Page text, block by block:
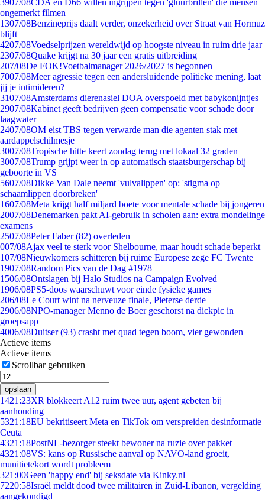
3907/08CDA en D66 willen ingrijpen tegen 'gluurbrillen' die mensen
ongemerkt filmen
1307/08Benzineprijs daalt verder, onzekerheid over Straat van Hormuz
blijft
4207/08Voedselprijzen wereldwijd op hoogste niveau in ruim drie jaar
2307/08Quake krijgt na 30 jaar een gratis uitbreiding
207/08De FOK!Voetbalmanager 2026/2027 is begonnen
7007/08Meer agressie tegen een andersluidende politieke mening, laat
jij je intimideren?
3107/08Amsterdams dierenasiel DOA overspoeld met babykonijntjes
2907/08Kabinet geeft bedrijven geen compensatie voor schade door
laagwater
2407/08OM eist TBS tegen verwarde man die agenten stak met
aardappelschilmesje
3007/08Tropische hitte keert zondag terug met lokaal 32 graden
3007/08Trump grijpt weer in op automatisch staatsburgerschap bij
geboorte in VS
5607/08Dikke Van Dale neemt 'vulvalippen' op: 'stigma op
schaamlippen doorbreken'
1607/08Meta krijgt half miljard boete voor mentale schade bij jongeren
2007/08Denemarken pakt AI-gebruik in scholen aan: extra mondelinge
examens
2507/08Peter Faber (82) overleden
007/08Ajax veel te sterk voor Shelbourne, maar houdt schade beperkt
107/08Nieuwkomers schitteren bij ruime Europese zege FC Twente
1907/08Random Pics van de Dag #1978
1506/08Ontslagen bij Halo Studios na Campaign Evolved
1906/08PS5-doos waarschuwt voor einde fysieke games
206/08Le Court wint na nerveuze finale, Pieterse derde
2906/08NPO-manager Menno de Boer geschorst na dickpic in
groepsapp
4006/08Duitser (93) crasht met quad tegen boom, vier gewonden
Actieve items
Actieve items
Scrollbar gebruiken
opslaan
1421:23XR blokkeert A12 ruim twee uur, agent gebeten bij
aanhouding
5321:18EU bekritiseert Meta en TikTok om verspreiden desinformatie
Ceuta
4321:18PostNL-bezorger steekt bewoner na ruzie over pakket
4321:08VS: kans op Russische aanval op NAVO-land groeit,
munitietekort wordt probleem
321:00Geen 'happy end' bij seksdate via Kinky.nl
7220:58Israël meldt dood twee militairen in Zuid-Libanon, vergelding
aangekondigd